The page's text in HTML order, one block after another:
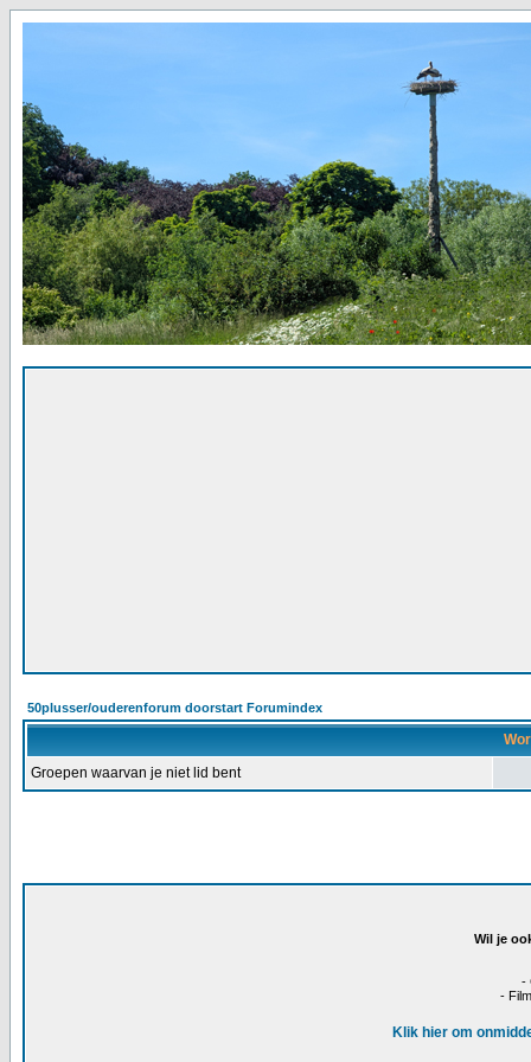
50plusser/ouderenforum doorstart Forumindex
Groepen waarvan je niet lid bent
Wil je
-
-
Klik hier om